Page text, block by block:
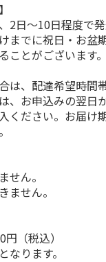
イ…
9,900円
日～10日程度で発
までに祝日・お盆
ことがございます
、配達希望時間
、お申込みの翌日
ください。お届け
ん。
せん。
（税込）
ります。